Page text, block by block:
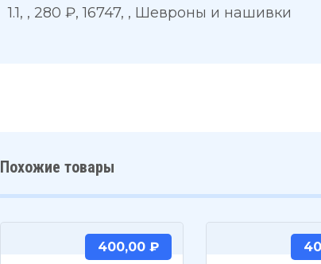
1.1, , 280 ₽, 16747, , Шевроны и нашивки
Похожие товары
400,00 ₽